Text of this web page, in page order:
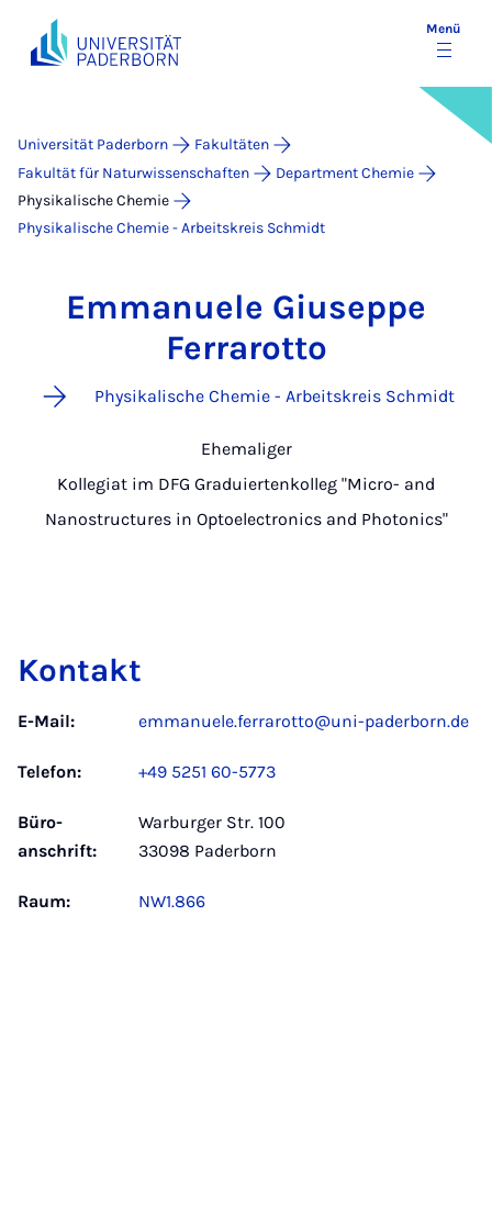
Menü
Universität Paderborn
Fakultäten
Fakultät für Naturwissenschaften
Department Chemie
Physikalische Chemie
Physikalische Chemie - Arbeitskreis Schmidt
Emmanuele Giuseppe
Ferrarotto
Physikalische Chemie - Arbeitskreis Schmidt
Ehemaliger
Kollegiat im DFG Graduiertenkolleg "Micro- and
Nanostructures in Optoelectronics and Photonics"
Kontakt
E-Mail: emmanuele.ferrarotto@uni-paderborn.de
Telefon: +49 5251 60-5773
Büro­
anschrift:
Warburger Str. 100
33098 Paderborn
Raum: NW1.866